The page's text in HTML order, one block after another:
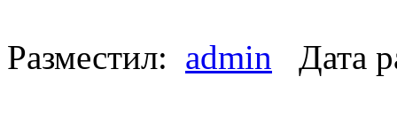
Разместил: admin Дата